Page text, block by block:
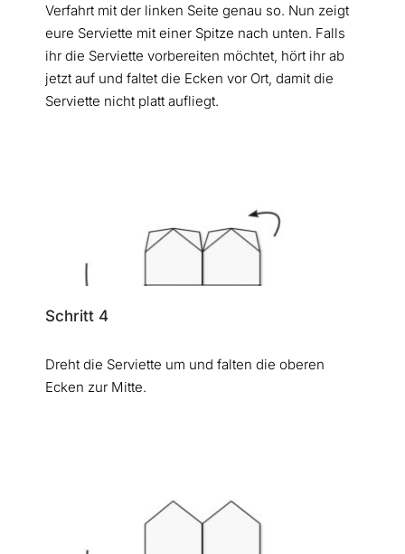
Verfahrt mit der linken Seite genau so. Nun zeigt
eure Serviette mit einer Spitze nach unten. Falls
ihr die Serviette vorbereiten möchtet, hört ihr ab
jetzt auf und faltet die Ecken vor Ort, damit die
Serviette nicht platt aufliegt.
Schritt 4
Dreht die Serviette um und falten die oberen
Ecken zur Mitte.